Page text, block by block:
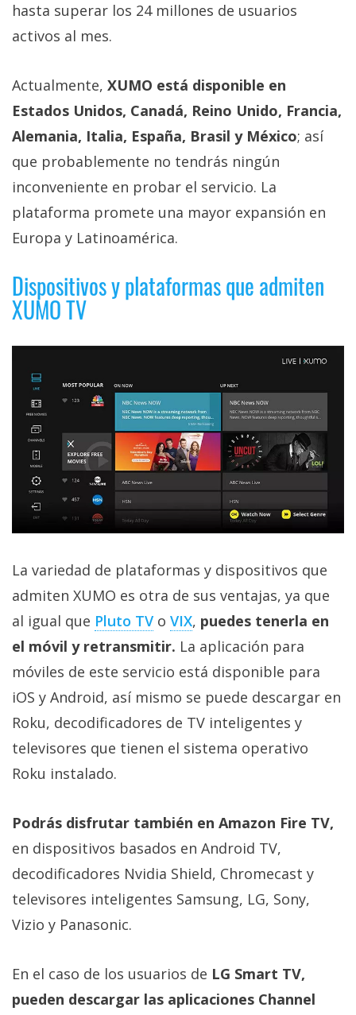
hasta superar los 24 millones de usuarios
activos al mes.
Actualmente, XUMO está disponible en
Estados Unidos, Canadá, Reino Unido, Francia,
Alemania, Italia, España, Brasil y México; así
que probablemente no tendrás ningún
inconveniente en probar el servicio. La
plataforma promete una mayor expansión en
Europa y Latinoamérica.
Dispositivos y plataformas que admiten
XUMO TV
La variedad de plataformas y dispositivos que
admiten XUMO es otra de sus ventajas, ya que
al igual que Pluto TV o VIX, puedes tenerla en
el móvil y retransmitir. La aplicación para
móviles de este servicio está disponible para
iOS y Android, así mismo se puede descargar en
Roku, decodificadores de TV inteligentes y
televisores que tienen el sistema operativo
Roku instalado.
Podrás disfrutar también en Amazon Fire TV,
en dispositivos basados ​​en Android TV,
decodificadores Nvidia Shield, Chromecast y
televisores inteligentes Samsung, LG, Sony,
Vizio y Panasonic.
En el caso de los usuarios de LG Smart TV,
pueden descargar las aplicaciones Channel